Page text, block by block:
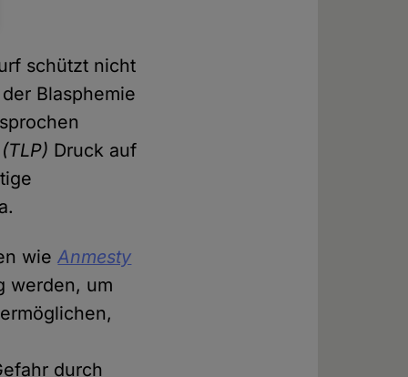
schützt nicht
Blasphemie
Druck auf
wieAnmesty
werden, um
durch